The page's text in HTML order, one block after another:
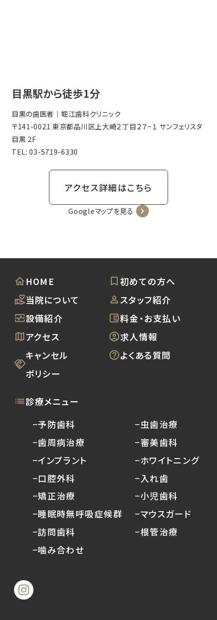
目黒駅から徒歩1分
目黒の歯医者｜堀江歯科クリニック
〒141-0021 東京都品川区上大崎２丁目２７−１ サンフェリスタ
目黒 2F
TEL:03-5719-6330
アクセス詳細はこちら
Googleマップを見る
HOME
初めての方へ
当院について
スタッフ紹介
設備紹介
料金・お支払い
アクセス
求人情報
キャンセル
ポリシー
よくある質問
診療メニュー
−予防歯科
−歯周病治療
−インプラント
−口腔外科
−矯正治療
−睡眠時無呼吸症候群
−訪問歯科
−噛み合わせ
−虫歯治療
−審美歯科
−ホワイトニング
−入れ歯
−小児歯科
−マウスガード
−根管治療